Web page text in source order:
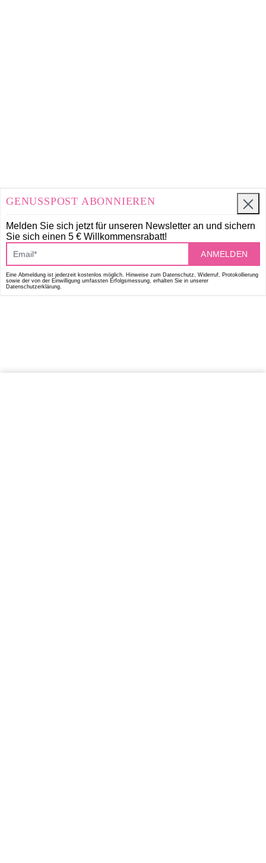
GENUSSPOST ABONNIEREN
Melden Sie sich jetzt für unseren Newsletter an und sichern
Sie sich einen 5 € Willkommensrabatt!
ANMELDEN
Eine Abmeldung ist jederzeit kostenlos möglich. Hinweise zum Datenschutz, Widerruf, Protokollierung
sowie der von der Einwilligung umfassten Erfolgsmessung, erhalten Sie in unserer
Datenschutzerklärung.